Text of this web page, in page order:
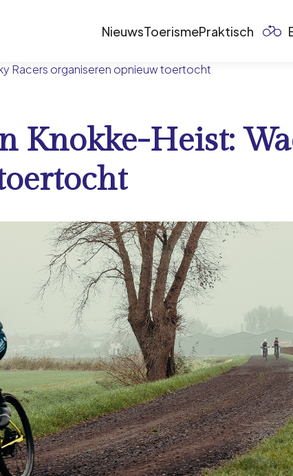
NieuwsToerismePraktisch
Racers organiseren opnieuw toertocht
Knokke-Heist: